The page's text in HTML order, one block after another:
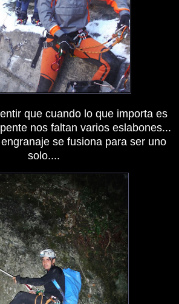
que cuando lo que importa es
nos faltan varios eslabones...
se fusiona para ser uno
solo....